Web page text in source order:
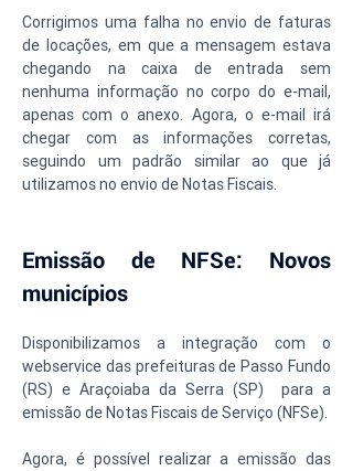
Corrigimos uma falha no envio de faturas
de locações, em que a mensagem estava
chegando na caixa de entrada sem
nenhuma informação no corpo do e-mail,
apenas com o anexo. Agora, o e-mail irá
chegar com as informações corretas,
seguindo um padrão similar ao que já
utilizamos no envio de Notas Fiscais.
Emissão de NFSe: Novos
municípios
Disponibilizamos a integração com o
webservice das prefeituras de Passo Fundo
(RS) e Araçoiaba da Serra (SP)  para a
emissão de Notas Fiscais de Serviço (NFSe).
Agora, é possível realizar a emissão das